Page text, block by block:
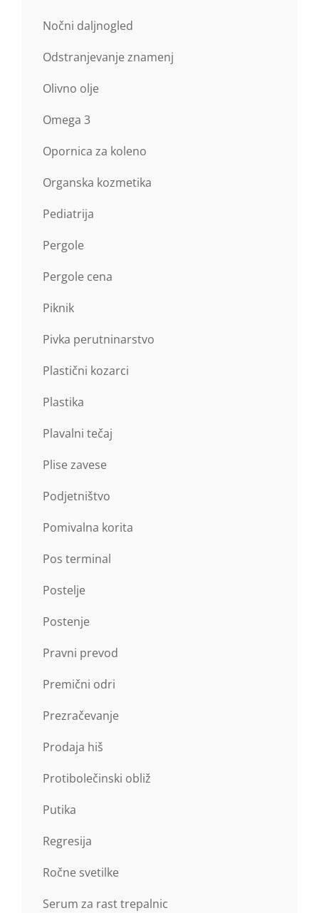
Nočni daljnogled
Odstranjevanje znamenj
Olivno olje
Omega 3
Opornica za koleno
Organska kozmetika
Pediatrija
Pergole
Pergole cena
Piknik
Pivka perutninarstvo
Plastični kozarci
Plastika
Plavalni tečaj
Plise zavese
Podjetništvo
Pomivalna korita
Pos terminal
Postelje
Postenje
Pravni prevod
Premični odri
Prezračevanje
Prodaja hiš
Protibolečinski obliž
Putika
Regresija
Ročne svetilke
Serum za rast trepalnic